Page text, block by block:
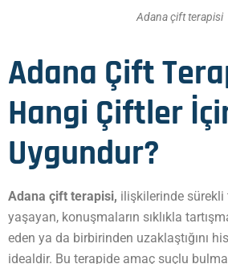
Adana çift terapisi
Adana Çift
Hangi Çiftler
Uygundur?
Adana çift terapisi, ilişkilerinde
yaşayan, konuşmaların sıklıkla
eden ya da birbirinden uzaklaştığını
idealdir. Bu terapide amaç suçlu